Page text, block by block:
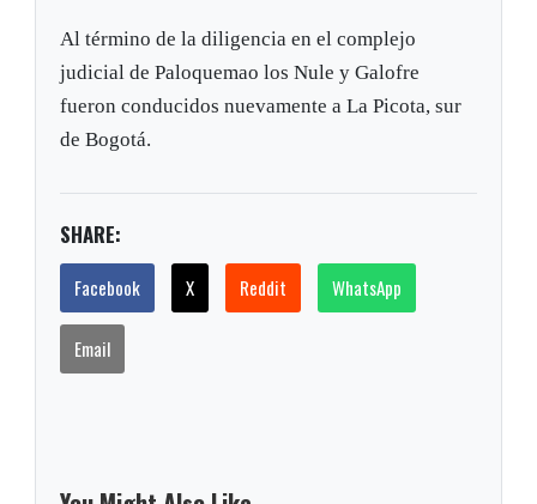
Al término de la diligencia en el complejo
judicial de Paloquemao los Nule y Galofre
fueron conducidos nuevamente a La Picota, sur
de Bogotá.
SHARE:
Facebook X Reddit WhatsApp
Email